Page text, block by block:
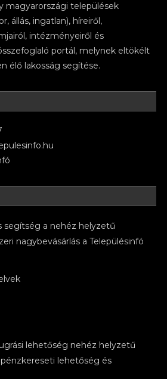
magyarországi települések
állás, ingatlan), híreiről,
intézményeiről és
portál, melynek eltökélt
élő lakosság segítése.
segítség a nehéz helyzetű
nagybevásárlás a Településinfó
lehetőség nehéz helyzetű
pénzkereseti lehetőség és